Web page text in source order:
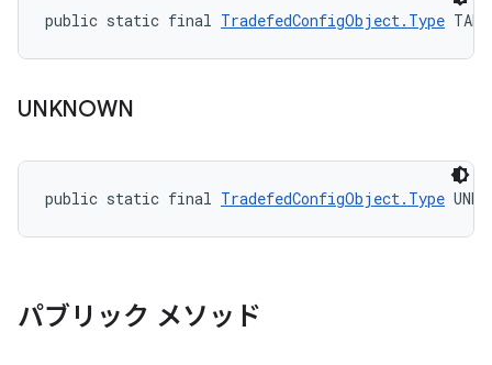
public static final TradefedConfigObject.Type
UNKNOWN
public static final TradefedConfigObject.Type
パブリック メソッド